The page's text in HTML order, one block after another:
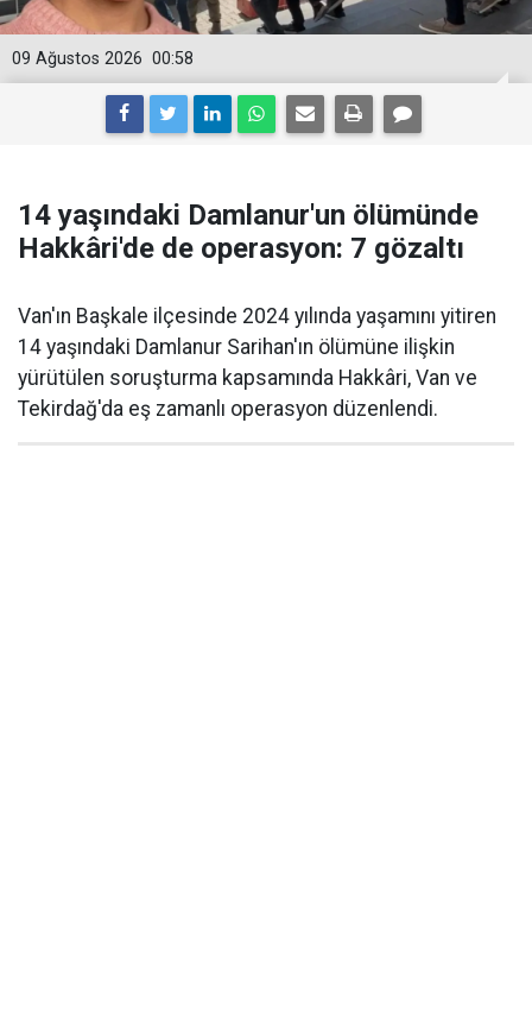
00:58
09 Ağustos 2026
14 yaşındaki Damlanur'un ölümünde
Hakkâri'de de operasyon: 7 gözaltı
Van'ın Başkale ilçesinde 2024 yılında yaşamını yitiren
14 yaşındaki Damlanur Sarihan'ın ölümüne ilişkin
yürütülen soruşturma kapsamında Hakkâri, Van ve
Tekirdağ'da eş zamanlı operasyon düzenlendi.